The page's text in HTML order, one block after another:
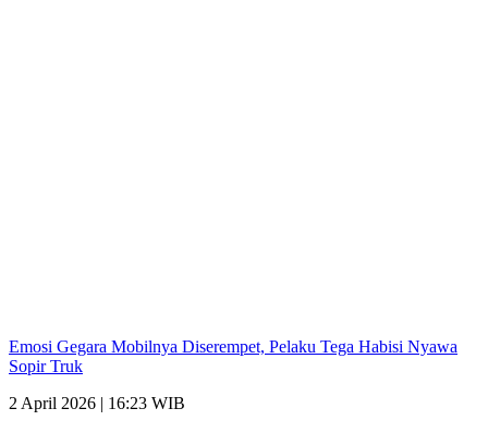
Emosi Gegara Mobilnya Diserempet, Pelaku Tega Habisi Nyawa
Sopir Truk
2 April 2026 | 16:23 WIB